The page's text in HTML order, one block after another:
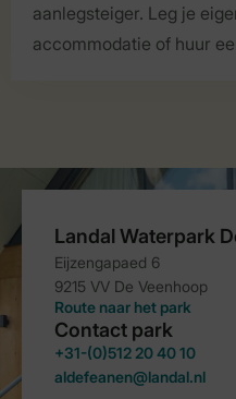
aanlegsteiger. Leg je
accommodatie of huur